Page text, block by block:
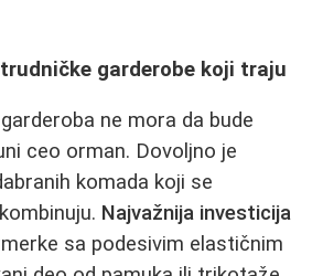
garderobe koji traju
ne mora da bude
ceo orman. Dovoljno je
komada koji se
Najvažnija investicija
sa podesivim elastičnim